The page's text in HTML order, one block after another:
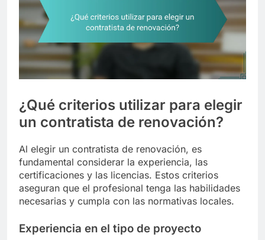
¿Qué criterios utilizar para elegir
un contratista de renovación?
Al elegir un contratista de renovación, es
fundamental considerar la experiencia, las
certificaciones y las licencias. Estos criterios
aseguran que el profesional tenga las habilidades
necesarias y cumpla con las normativas locales.
Experiencia en el tipo de proyecto